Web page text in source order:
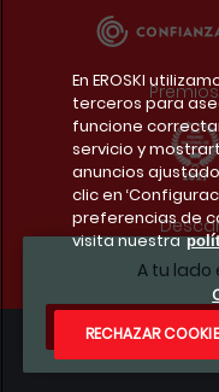
A tu
Condiciones
En EROSKI
terceros para
funcione
servicio y
anuncios
clic en
preferencias de
visita nuestra
RECHAZAR